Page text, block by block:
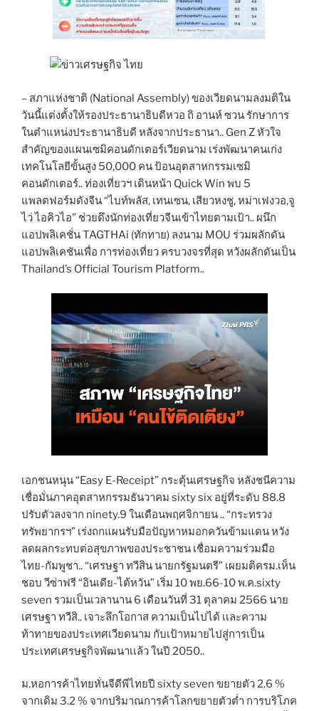
– สภาแห่งชาติ (National Assembly) ของเวียดนามลงมติใน
วันนี้แต่งตั้งให้รองประธานาธิบดีหวอ ถิ อานห์ ซวน รักษาการ
ในตำแหน่งประธานาธิบดี หลังจากประธานา.. Gen Z หัวใจ
สำคัญของแผนเซมิคอนดักเตอร์เวียดนาม เร่งพัฒนาคนเก่ง
เทคโนโลยีขั้นสูง 50,000 คน ป้อนอุตสาหกรรมเซมิ
คอนดักเตอร์.. ท่องเที่ยวฯ เดินหน้า Quick Win พบ 5
แพลตฟอร์มดังจีน “ไบท์พลัส, เทนเซน, เสียวหงชู, หม่าเฟงวอ,จู
ไว่ ไอคิวไอ” ช่วยดึงนักท่องเที่ยวจีนเข้าไทยตามเป้า.. ผนึก
แอปพลิเคชั่น TAGTHAi (ทักทาย) ลงนาม MOU ร่วมผลักดัน
แอปพลิเคชันเพื่อ การท่องเที่ยว ครบวงจรที่สุด หวังผลักดันเป็น
Thailand’s Official Tourism Platform..
เอกชนหนุน “Easy E-Receipt” กระตุ้นเศรษฐกิจ หลังชนีความ
เชื่อมั่นภาคอุตสาหกรรมธันวาคม sixty six อยู่ที่ระดับ 88.8
ปรับตัวลงจาก ninety.9 ในเดือนพฤศจิกายน .. “กระทรวง
ทรัพยากรฯ” เร่งถกแผนรับมือปัญหาหมอกควันข้ามแดน หวัง
ลดผลกระทบต่อสุขภาพของประชาชน เชื่อมความร่วมมือ
ไทย-กัมพูชา.. “เศรษฐา ทวีสิน นายกรัฐมนตรี” เผยมติครม.เห็น
ชอบ วีซ่าฟรี “อินเดีย-ไต้หวัน” เริ่ม 10 พย.66-10 พ.ค.sixty
seven รวมเป็นเวลานาน 6 เดือนวันที่ 31 ตุลาคม 2566 นาย
เศรษฐา ทวีสิ.. เจาะลึกโอกาส ความเป็นไปได้ เเละความ
ท้าทายของประเทศเวียดนาม กับเป้าหมายไปสู่การเป็น
ประเทศเศรษฐกิจพัฒนาเเล้ว ในปี 2050..
ม.หอการค้าไทยหั่นจีดีพีไทยปี sixty seven ขยายตัว 2.6 %
จากเดิม 3.2 % จากปริมาณการค้าโลกขยายตัวต่ำ การบริโภค